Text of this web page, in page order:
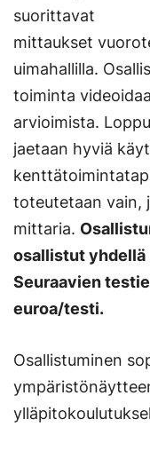
suorittavat
mittaukset
uimahallilla.
toiminta
arvioimista.
jaetaan hyviä
toteutetaan vain,
mittaria.
osallistut
Seuraavien
euroa/testi.
Osallistuminen